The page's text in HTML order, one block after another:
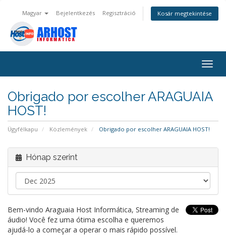
Magyar Bejelentkezés Regisztráció Kosár megtekintése
a
Obrigado por escolher ARAGUAIA
HOST!
Ügyfélkapu Közlemények Obrigado por escolher ARAGUAIA HOST!
Hónap szerint
Bem-vindo Araguaia Host Informática, Streaming de
áudio! Você fez uma ótima escolha e queremos
ajudá-lo a começar a operar o mais rápido possível.